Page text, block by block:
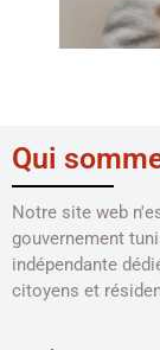
Qui
Notre site web
gouvernement
indépendante
citoyens et